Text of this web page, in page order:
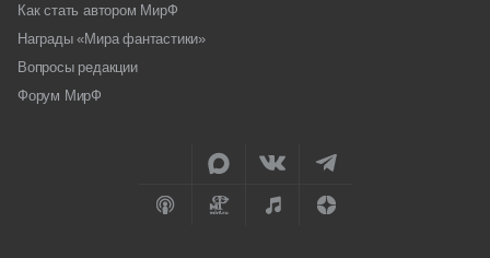
Как стать автором МирФ
Награды «Мира фантастики»
Вопросы редакции
Форум МирФ